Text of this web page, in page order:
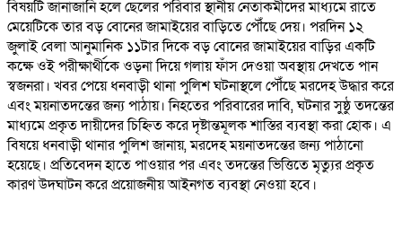
বিষয়টি জানাজানি হলে ছেলের পরিবার স্থানীয় নেতাকর্মীদের মাধ্যমে রাতে
মেয়েটিকে তার বড় বোনের জামাইয়ের বাড়িতে পৌঁছে দেয়। পরদিন ১২
জুলাই বেলা আনুমানিক ১১টার দিকে বড় বোনের জামাইয়ের বাড়ির একটি
কক্ষে ওই পরীক্ষার্থীকে ওড়না দিয়ে গলায় ফাঁস দেওয়া অবস্থায় দেখতে পান
স্বজনরা। খবর পেয়ে ধনবাড়ী থানা পুলিশ ঘটনাস্থলে পৌঁছে মরদেহ উদ্ধার করে
এবং ময়নাতদন্তের জন্য পাঠায়। নিহতের পরিবারের দাবি, ঘটনার সুষ্ঠু তদন্তের
মাধ্যমে প্রকৃত দায়ীদের চিহ্নিত করে দৃষ্টান্তমূলক শাস্তির ব্যবস্থা করা হোক। এ
বিষয়ে ধনবাড়ী থানার পুলিশ জানায়, মরদেহ ময়নাতদন্তের জন্য পাঠানো
হয়েছে। প্রতিবেদন হাতে পাওয়ার পর এবং তদন্তের ভিত্তিতে মৃত্যুর প্রকৃত
কারণ উদঘাটন করে প্রয়োজনীয় আইনগত ব্যবস্থা নেওয়া হবে।